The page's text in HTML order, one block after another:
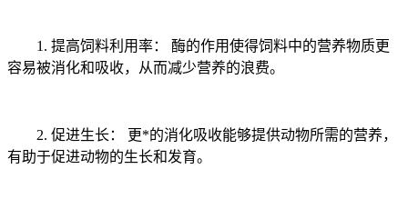
1. 提高饲料利用率： 酶的作用使得饲料中的营养物质更
容易被消化和吸收，从而减少营养的浪费。
2. 促进生长： 更*的消化吸收能够提供动物所需的营养，
有助于促进动物的生长和发育。